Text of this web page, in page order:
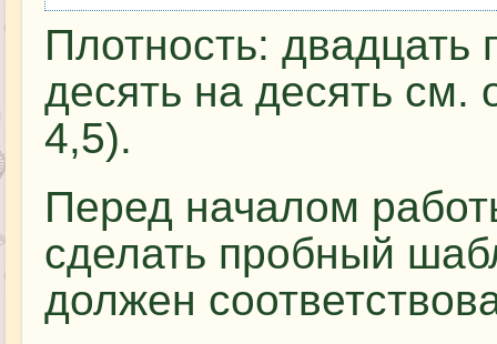
Плотность: двадцать
десять на десять см.
4,5).
Перед началом
сделать пробный
должен